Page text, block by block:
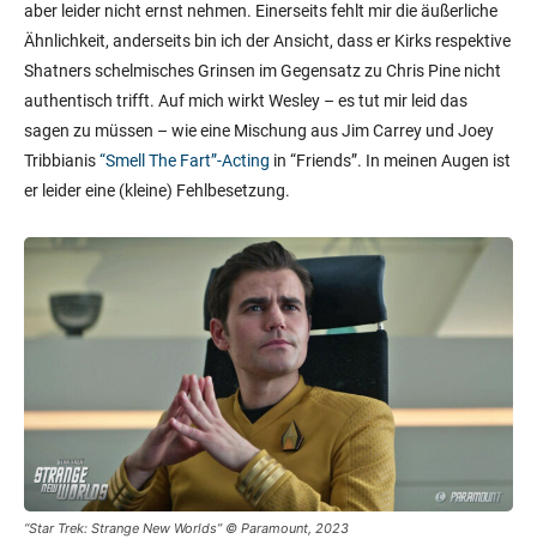
aber leider nicht ernst nehmen. Einerseits fehlt mir die äußerliche
Ähnlichkeit, anderseits bin ich der Ansicht, dass er Kirks respektive
Shatners schelmisches Grinsen im Gegensatz zu Chris Pine nicht
authentisch trifft. Auf mich wirkt Wesley – es tut mir leid das
sagen zu müssen – wie eine Mischung aus Jim Carrey und Joey
Tribbianis“Smell The Fart”-Acting in “Friends”. In meinen Augen ist
er leider eine (kleine) Fehlbesetzung.
“Star Trek: Strange New Worlds” © Paramount, 2023